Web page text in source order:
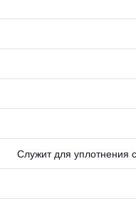
Служит для уплотнения